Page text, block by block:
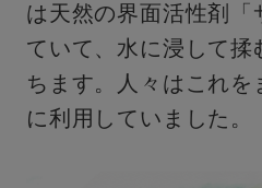
は天然の界面活性剤「
ていて、水に浸して揉
ちます。人々はこれを
に利用していました。